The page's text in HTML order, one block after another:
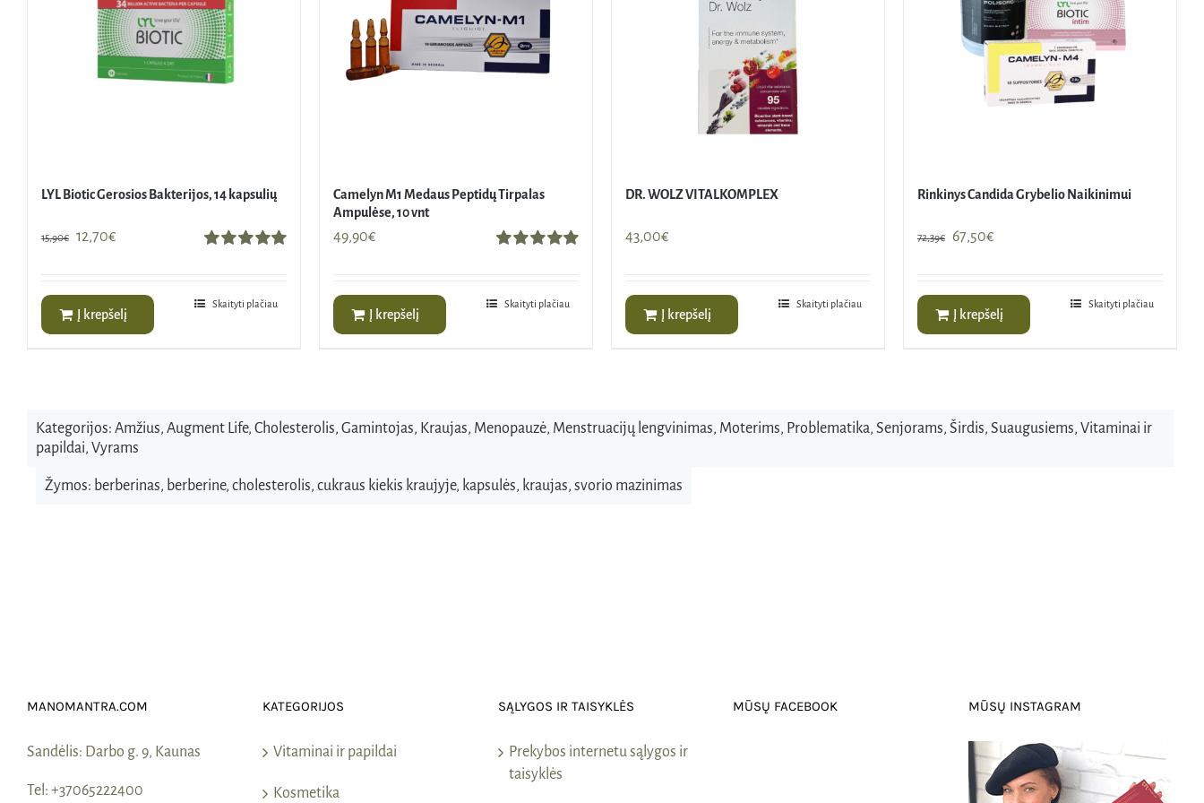
LYL Biotic Gerosios Bakterijos, 14 kapsulių
15,90€
Original
12,70€Current
12,70€.
Į krepšelį
Skaityti plačiau
Camelyn M1 Medaus Peptidų Tirpalas
Ampulėse, 10 vnt
49,90€
Į krepšelį
Skaityti plačiau
DR. WOLZ VITALKOMPLEX
43,00€
Į krepšelį
Skaityti plačiau
Rinkinys Candida Grybelio Naikinimui
72,39€
Original
67,50€
67,50€.
Į krepšelį
Skaityti plačiau
Kategorijos: Amžius, Augment Life, Cholesterolis, Gamintojas, Kraujas, Menopauzė, Menstruacijų lengvinimas, Moterims, Problematika, Senjorams, Širdis, Suaugusiems, Vitaminai ir
papildai, Vyrams
Žymos: berberinas, berberine, cholesterolis, cukraus kiekis kraujyje, kapsulės, kraujas, svorio mazinimas
MANOMANTRA.COM
Sandėlis: Darbo g. 9, Kaunas
Tel: +37065222400
KATEGORIJOS
Vitaminai ir papildai
Kosmetika
SĄLYGOS IR TAISYKLĖS
Prekybos internetu sąlygos ir
taisyklės
MŪSŲ FACEBOOK MŪSŲ INSTAGRAM